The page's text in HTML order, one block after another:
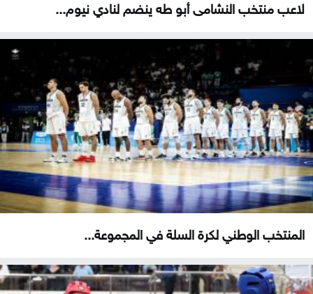
لاعب منتخب النشامى أبو طه ينضم لنادي نيوم...
المنتخب الوطني لكرة السلة في المجموعة...